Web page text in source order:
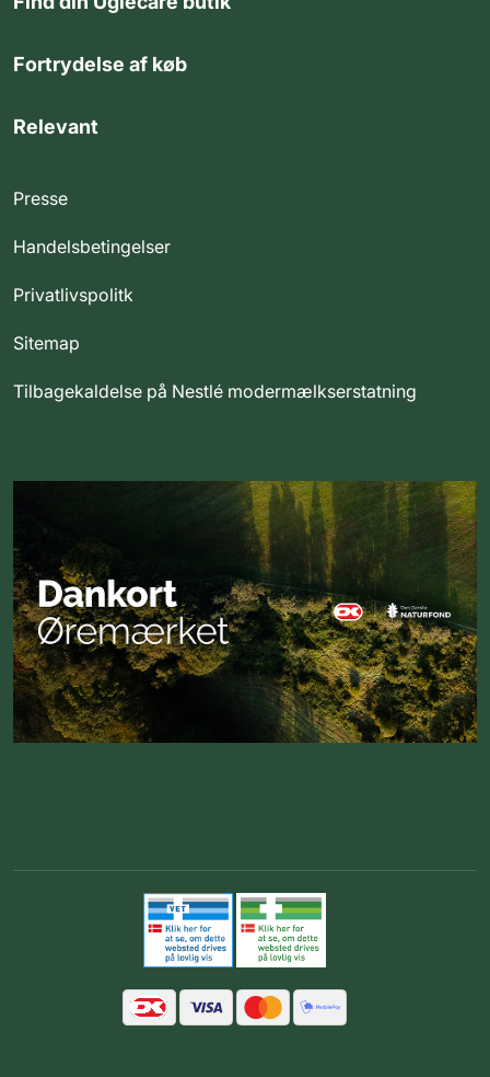
Fortrydelse af køb
Relevant
Presse
Handelsbetingelser
Privatlivspolitk
Sitemap
Tilbagekaldelse på Nestlé modermælkserstatning